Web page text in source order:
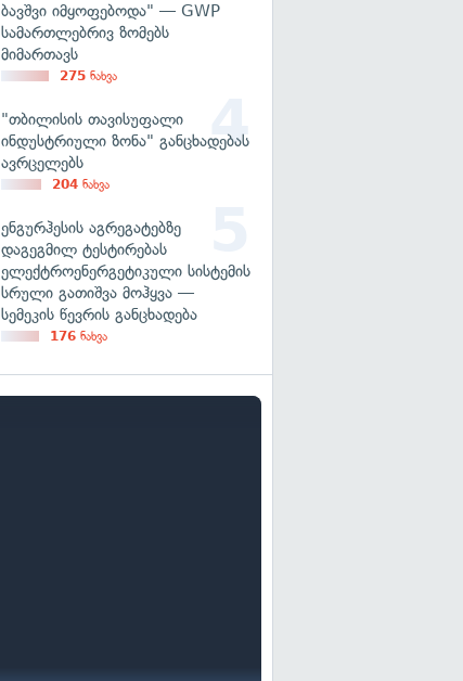
ბავშვი იმყოფებოდა" — GWP
სამართლებრივ ზომებს
მიმართავს
275 ნახვა
"თბილისის თავისუფალი
ინდუსტრიული ზონა" განცხადებას
ავრცელებს
204 ნახვა
ენგურჰესის აგრეგატებზე
დაგეგმილ ტესტირებას
ელექტროენერგეტიკული სისტემის
სრული გათიშვა მოჰყვა —
სემეკის წევრის განცხადება
176 ნახვა